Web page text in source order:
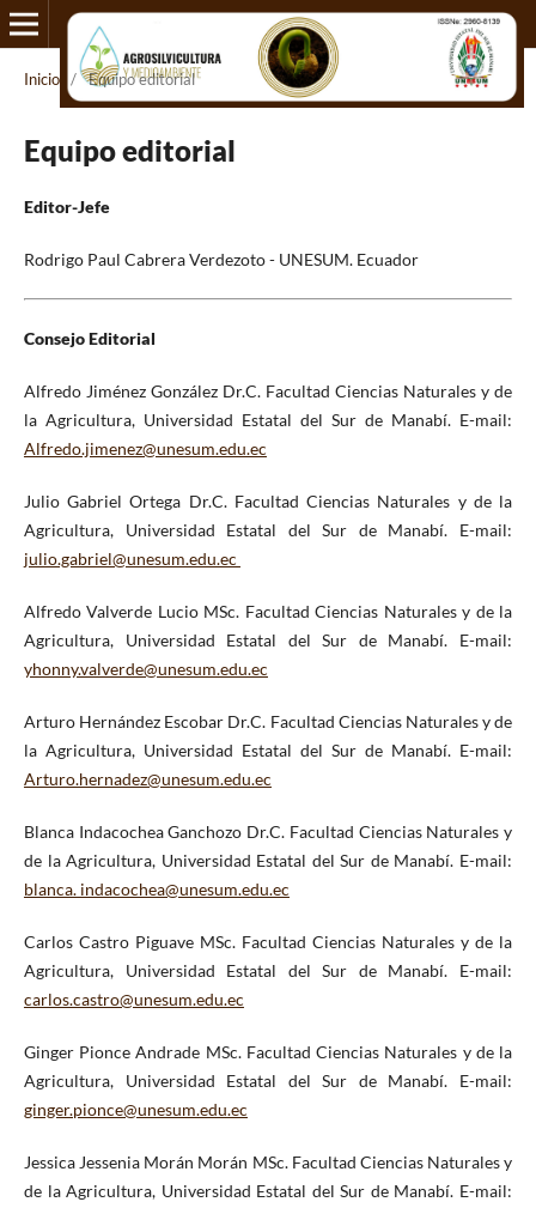
Inicio / Equipo editorial
Equipo editorial
Editor-Jefe
Rodrigo Paul Cabrera Verdezoto - UNESUM. Ecuador
Consejo Editorial
Alfredo Jiménez González Dr.C. Facultad Ciencias Naturales y de
la Agricultura, Universidad Estatal del Sur de Manabí. E-mail:
Alfredo.jimenez@unesum.edu.ec
Julio Gabriel Ortega Dr.C. Facultad Ciencias Naturales y de la
Agricultura, Universidad Estatal del Sur de Manabí. E-mail:
julio.gabriel@unesum.edu.ec
Alfredo Valverde Lucio MSc. Facultad Ciencias Naturales y de la
Agricultura, Universidad Estatal del Sur de Manabí. E-mail:
yhonny.valverde@unesum.edu.ec
Arturo Hernández Escobar Dr.C. Facultad Ciencias Naturales y de
la Agricultura, Universidad Estatal del Sur de Manabí. E-mail:
Arturo.hernadez@unesum.edu.ec
Blanca Indacochea Ganchozo Dr.C. Facultad Ciencias Naturales y
de la Agricultura, Universidad Estatal del Sur de Manabí. E-mail:
blanca. indacochea@unesum.edu.ec
Carlos Castro Piguave MSc. Facultad Ciencias Naturales y de la
Agricultura, Universidad Estatal del Sur de Manabí. E-mail:
carlos.castro@unesum.edu.ec
Ginger Pionce Andrade MSc. Facultad Ciencias Naturales y de la
Agricultura, Universidad Estatal del Sur de Manabí. E-mail:
ginger.pionce@unesum.edu.ec
Jessica Jessenia Morán Morán MSc. Facultad Ciencias Naturales y
de la Agricultura, Universidad Estatal del Sur de Manabí. E-mail: